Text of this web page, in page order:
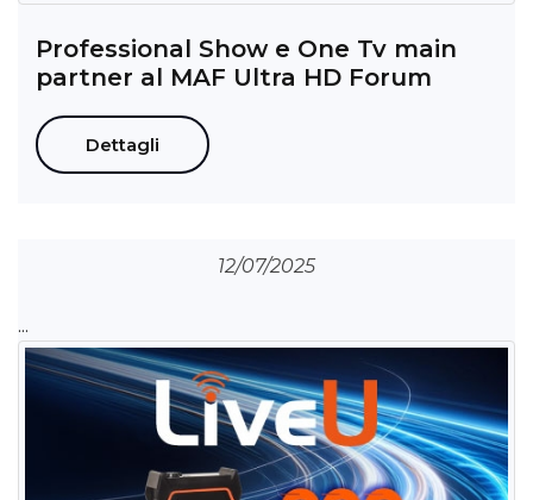
Professional Show e One Tv main
partner al MAF Ultra HD Forum
Dettagli
12/07/2025
...